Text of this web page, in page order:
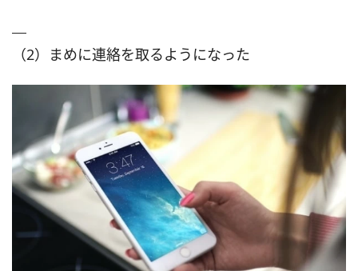
（2）まめに連絡を取るようになった